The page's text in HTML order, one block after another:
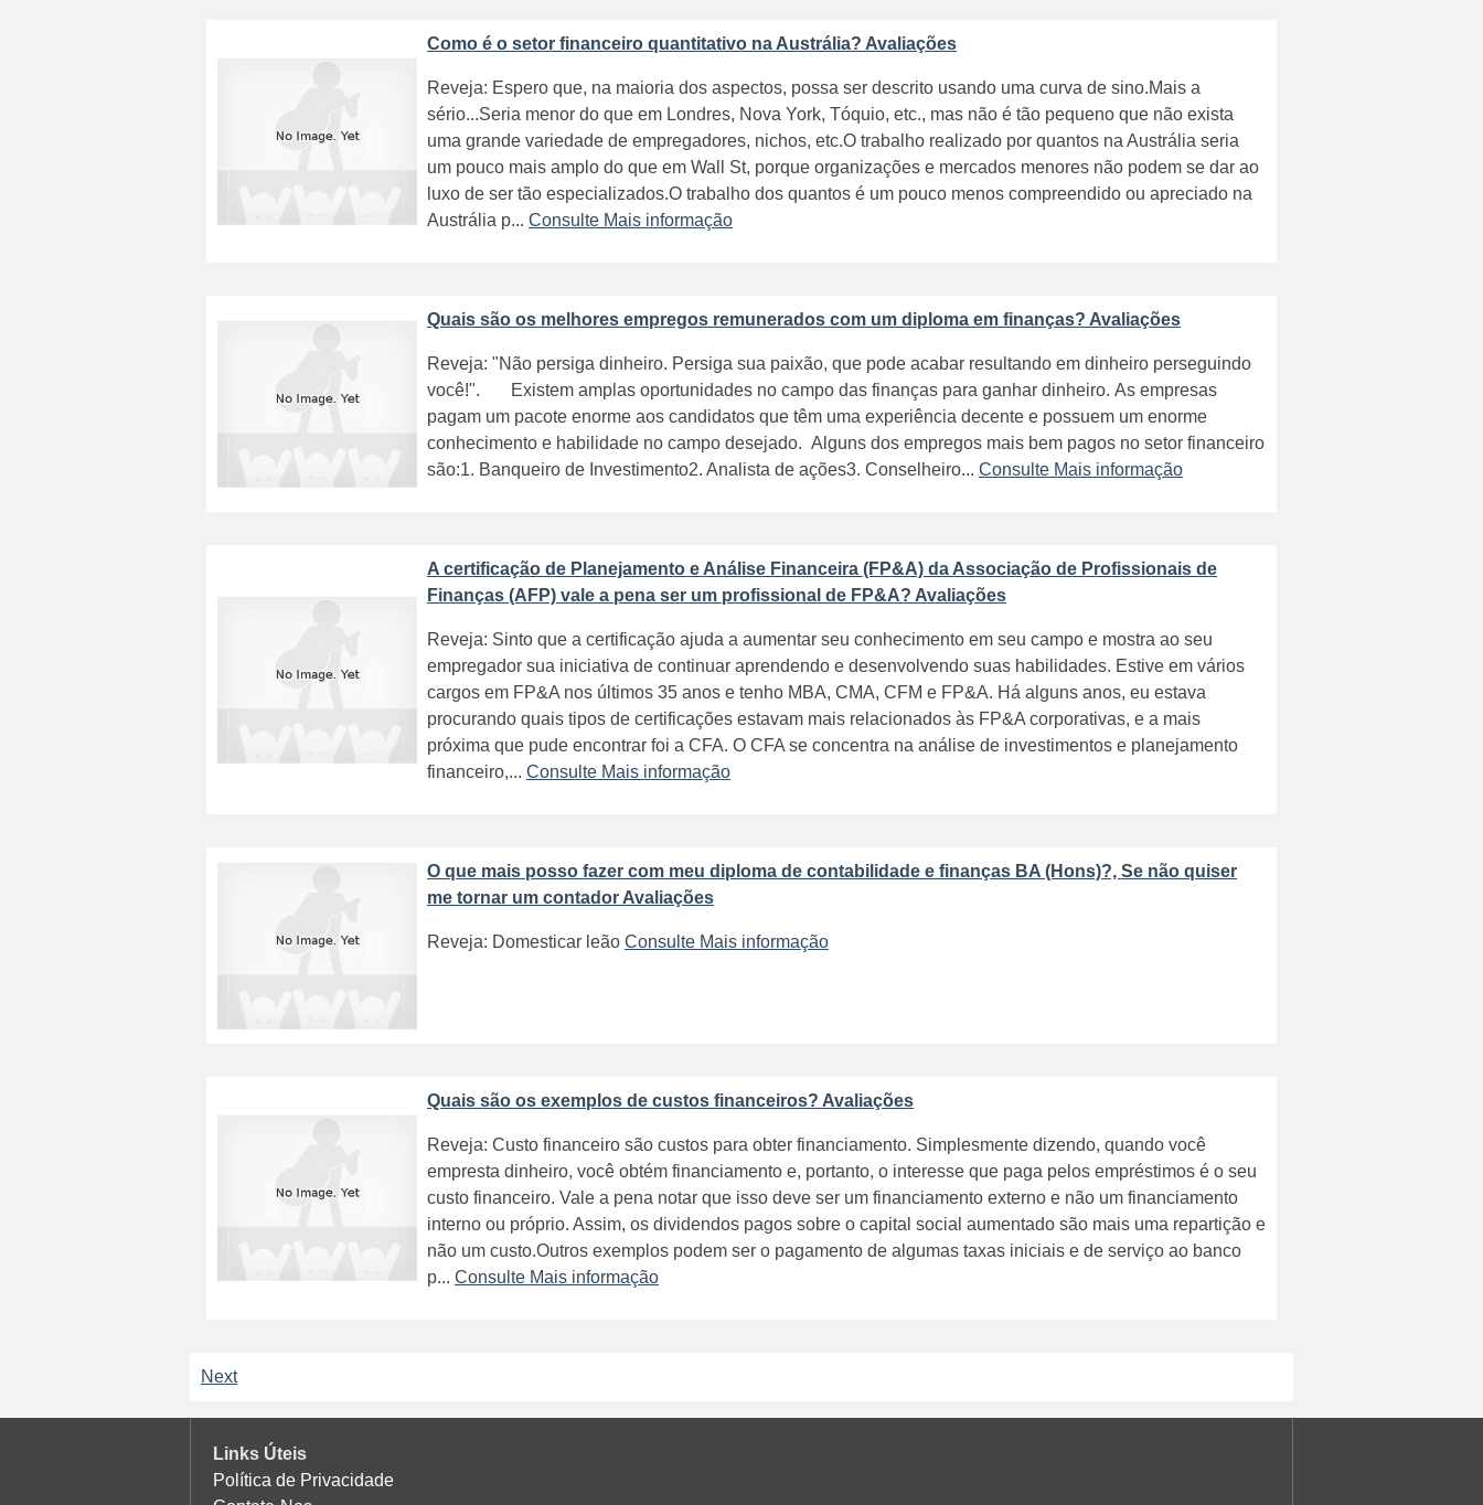
Como é o setor financeiro quantitativo na Austrália? Avaliações
Reveja: Espero que, na maioria dos aspectos, possa ser descrito usando uma curva de sino.Mais a
sério...Seria menor do que em Londres, Nova York, Tóquio, etc., mas não é tão pequeno que não exista
uma grande variedade de empregadores, nichos, etc.O trabalho realizado por quantos na Austrália seria
um pouco mais amplo do que em Wall St, porque organizações e mercados menores não podem se dar ao
luxo de ser tão especializados.O trabalho dos quantos é um pouco menos compreendido ou apreciado na
Austrália p... Consulte Mais informação
Quais são os melhores empregos remunerados com um diploma em finanças? Avaliações
Reveja: "Não persiga dinheiro. Persiga sua paixão, que pode acabar resultando em dinheiro perseguindo
você!". Existem amplas oportunidades no campo das finanças para ganhar dinheiro. As empresas
pagam um pacote enorme aos candidatos que têm uma experiência decente e possuem um enorme
conhecimento e habilidade no campo desejado. Alguns dos empregos mais bem pagos no setor financeiro
são:1. Banqueiro de Investimento2. Analista de ações3. Conselheiro... Consulte Mais informação
A certificação de Planejamento e Análise Financeira (FP&A) da Associação de Profissionais de
Finanças (AFP) vale a pena ser um profissional de FP&A? Avaliações
Reveja: Sinto que a certificação ajuda a aumentar seu conhecimento em seu campo e mostra ao seu
empregador sua iniciativa de continuar aprendendo e desenvolvendo suas habilidades. Estive em vários
cargos em FP&A nos últimos 35 anos e tenho MBA, CMA, CFM e FP&A. Há alguns anos, eu estava
procurando quais tipos de certificações estavam mais relacionados às FP&A corporativas, e a mais
próxima que pude encontrar foi a CFA. O CFA se concentra na análise de investimentos e planejamento
financeiro,... Consulte Mais informação
O que mais posso fazer com meu diploma de contabilidade e finanças BA (Hons)?, Se não quiser
me tornar um contador Avaliações
Reveja: Domesticar leão Consulte Mais informação
Quais são os exemplos de custos financeiros? Avaliações
Reveja: Custo financeiro são custos para obter financiamento. Simplesmente dizendo, quando você
empresta dinheiro, você obtém financiamento e, portanto, o interesse que paga pelos empréstimos é o seu
custo financeiro. Vale a pena notar que isso deve ser um financiamento externo e não um financiamento
interno ou próprio. Assim, os dividendos pagos sobre o capital social aumentado são mais uma repartição e
não um custo.Outros exemplos podem ser o pagamento de algumas taxas iniciais e de serviço ao banco
p... Consulte Mais informação
Next
Links Úteis
Política de Privacidade